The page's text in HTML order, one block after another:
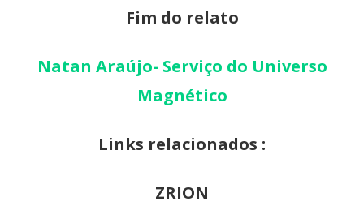
Fim do relato
Natan Araújo- Serviço do Universo
Magnético
Links relacionados :
ZRION